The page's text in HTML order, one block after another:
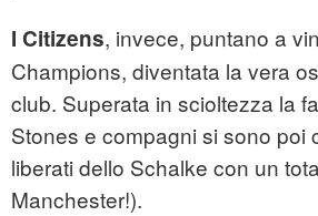
I Citizens, invece, puntano a
Champions, diventata la vera
club. Superata in scioltezza la
Stones e compagni si sono poi
liberati dello Schalke con un
Manchester!).